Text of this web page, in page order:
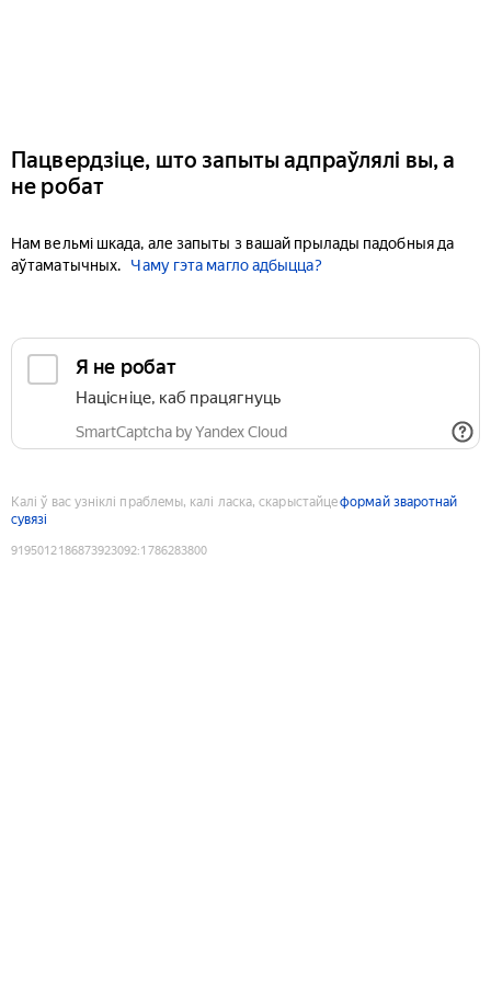
Пацвердзіце, што запыты адпраўлялі вы, а
не робат
Нам вельмі шкада, але запыты з вашай прылады падобныя да
аўтаматычных.
Чаму гэта магло адбыцца?
Я не робат
Націсніце, каб працягнуць
SmartCaptcha by Yandex Cloud
Калі ў вас узніклі праблемы, калі ласка, скарыстайцеформай зваротнай
сувязі
9195012186873923092:1786283800